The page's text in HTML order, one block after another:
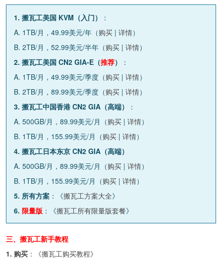
1. 搬瓦工美国 KVM（入门）
：
A. 1TB/月，49.99美元/年（购买 | 详情）
B. 2TB/月，52.99美元/半年（购买 | 详情）
2. 搬瓦工美国 CN2 GIA-E（推荐）
：
A. 1TB/月，49.99美元/季度（购买 | 详情）
B. 2TB/月，89.99美元/季度（购买 | 详情）
3. 搬瓦工中国香港 CN2 GIA（高端）
：
A. 500GB/月，89.99美元/月（购买 | 详情）
B. 1TB/月，155.99美元/月（购买 | 详情）
4. 搬瓦工日本东京 CN2 GIA（高端）
A. 500GB/月，89.99美元/月（购买 | 详情）
B. 1TB/月，155.99美元/月（购买 | 详情）
5. 所有方案 ：《搬瓦工方案大全》
6. 限量版 ：《搬瓦工所有限量版套餐》
三、搬瓦工新手教程
1. 购买 ：《搬瓦工购买教程》